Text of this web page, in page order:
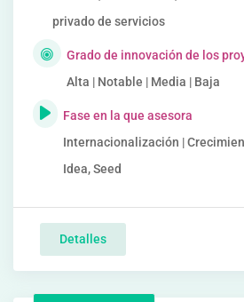
privado de servicios
Grado de innovación de los
Alta | Notable | Media | Baja
Fase en la que asesora
Internacionalización |
Idea, Seed
Detalles